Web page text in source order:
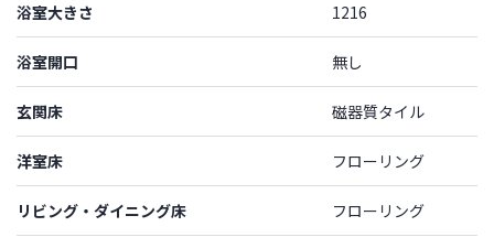
浴室大きさ 1216
浴室開口 無し
玄関床 磁器質タイル
洋室床 フローリング
リビング・ダイニング床 フローリング